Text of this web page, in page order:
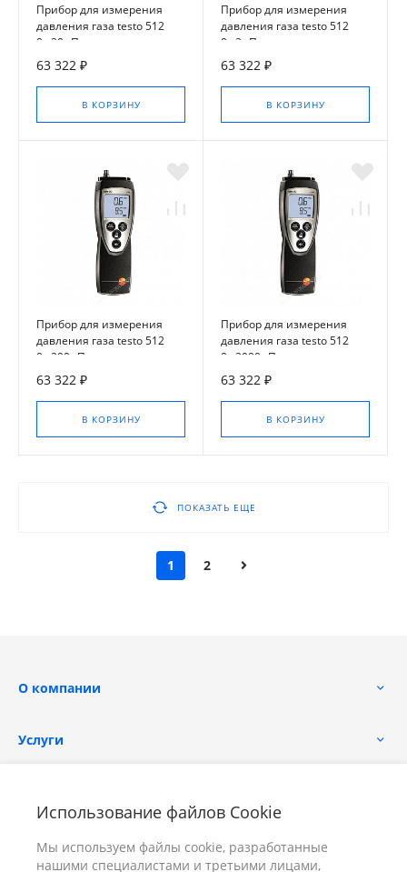
Использование файлов Cookie
Мы используем файлы cookie, разработанные
нашими специалистами и третьими лицами,
Прибор для измерения
давления газа testo 512
0...20 гПа
63 322 ₽
В КОРЗИНУ
Прибор для измерения
давления газа testo 512
0...2 гПа
63 322 ₽
В КОРЗИНУ
Прибор для измерения
давления газа testo 512
0...200 гПа
63 322 ₽
В КОРЗИНУ
Прибор для измерения
давления газа testo 512
0...2000 гПа
63 322 ₽
В КОРЗИНУ
ПОКАЗАТЬ ЕЩЕ
1 2
О компании
Услуги